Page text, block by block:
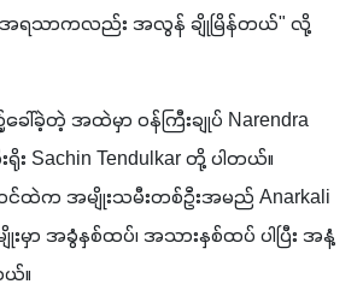
အရသာကလည်း အလွန် ချိုမြိန်တယ်" လို့
ေါ်ခဲ့တဲ့ အထဲမှာ ဝန်ကြီးချုပ် Narendra
Sachin Tendulkar တို့ ပါတယ်။
ထဲက အမျိုးသမီးတစ်ဦးအမည် Anarkali
မှာ အခွံနှစ်ထပ်၊ အသားနှစ်ထပ် ပါပြီး အနံ့
ယ်။